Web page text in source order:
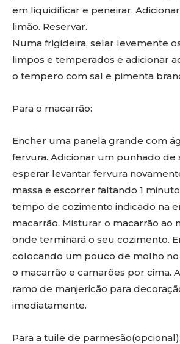
em liquidificar e peneirar.
limão. Reservar.
Numa frigideira, selar levemente
limpos e temperados e adicionar
o tempero com sal e pimenta
Para o macarrão:
Encher uma panela grande com
fervura. Adicionar um punhado de
esperar levantar fervura
massa e escorrer faltando 1
tempo de cozimento indicado na
macarrão. Misturar o macarrão ao
onde terminará o seu cozimento.
colocando um pouco de molho
o macarrão e camarões por cima.
ramo de manjericão para
imediatamente.
Para a tuile de parmesão(opcional):